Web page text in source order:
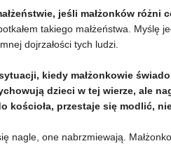
jeśli małżonków
takiego małżeństwa. Myślę
dojrzałości tych ludzi.
kiedy małżonkowie
dzieci w tej wierze, ale
kościoła, przestaje się modlić,
nagle, one nabrzmiewają.